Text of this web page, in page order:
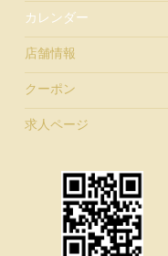
カレンダー
店舗情報
クーポン
求人ページ